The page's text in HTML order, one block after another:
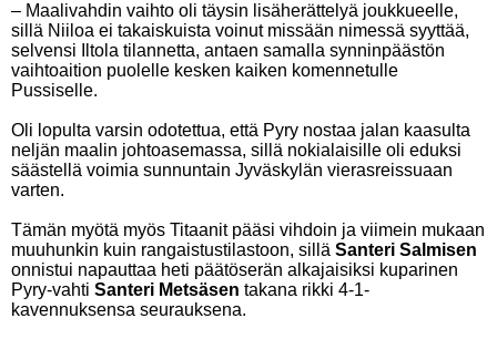
– Maalivahdin vaihto oli täysin lisäherättelyä joukkueelle,
sillä Niiloa ei takaiskuista voinut missään nimessä syyttää,
selvensi Iltola tilannetta, antaen samalla synninpäästön
vaihtoaition puolelle kesken kaiken komennetulle
Pussiselle.
Oli lopulta varsin odotettua, että Pyry nostaa jalan kaasulta
neljän maalin johtoasemassa, sillä nokialaisille oli eduksi
säästellä voimia sunnuntain Jyväskylän vierasreissuaan
varten.
Tämän myötä myös Titaanit pääsi vihdoin ja viimein mukaan
muuhunkin kuin rangaistustilastoon, sillä Santeri Salmisen
onnistui napauttaa heti päätöserän alkajaisiksi kuparinen
Pyry-vahti Santeri Metsäsen takana rikki 4-1-
kavennuksensa seurauksena.